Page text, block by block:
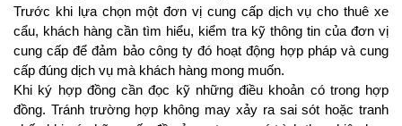
Trước khi lựa chọn một đơn vị cung cấp dịch vụ cho thuê xe
cẩu, khách hàng cần tìm hiểu, kiểm tra kỹ thông tin của đơn vị
cung cấp để đảm bảo công ty đó hoạt động hợp pháp và cung
cấp đúng dịch vụ mà khách hàng mong muốn.
Khi ký hợp đồng cần đọc kỹ những điều khoản có trong hợp
đồng. Tránh trường hợp không may xảy ra sai sót hoặc tranh